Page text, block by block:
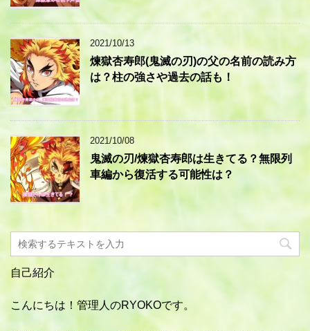
2021/10/13
煉獄杏寿郎(鬼滅の刃)の父の名前の読み方
は？柱の強さや過去の話も！
2021/10/08
鬼滅の刃/煉獄杏寿郎は生きてる？無限列
車編から復活する可能性は？
自己紹介
こんにちは！管理人のRYOKOです。